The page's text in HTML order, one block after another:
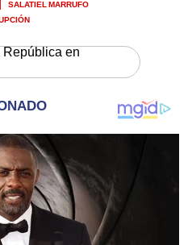
SALATIEL MARRUFO
República en